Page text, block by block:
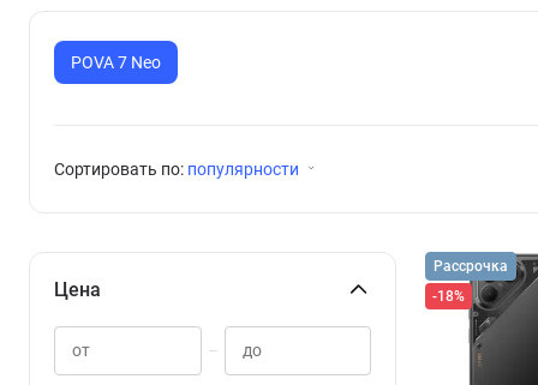
POVA 7 Neo
Сортировать по: популярности
Цена
–
Рассрочка
-18%